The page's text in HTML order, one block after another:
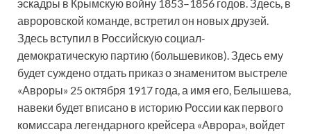
эскадры в Крымскую войну 1853–1856 годов. Здесь, в
авроровской команде, встретил он новых друзей.
Здесь вступил в Российскую социал-
демократическую партию (большевиков). Здесь ему
будет суждено отдать приказ о знаменитом выстреле
«Авроры» 25 октября 1917 года, а имя его, Белышева,
навеки будет вписано в историю России как первого
комиссара легендарного крейсера «Аврора», войдет